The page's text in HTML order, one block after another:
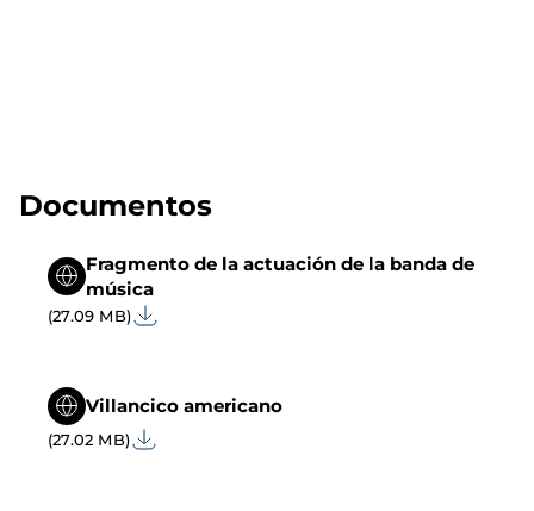
Documentos
Fragmento de la actuación de la banda de
música
(27.09 MB)
Villancico americano
(27.02 MB)